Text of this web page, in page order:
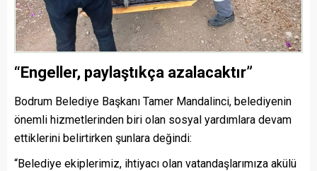
“Engeller, paylaştıkça azalacaktır”
Bodrum Belediye Başkanı Tamer Mandalinci, belediyenin
önemli hizmetlerinden biri olan sosyal yardımlara devam
ettiklerini belirtirken şunlara değindi:
“Belediye ekiplerimiz, ihtiyacı olan vatandaşlarımıza akülü